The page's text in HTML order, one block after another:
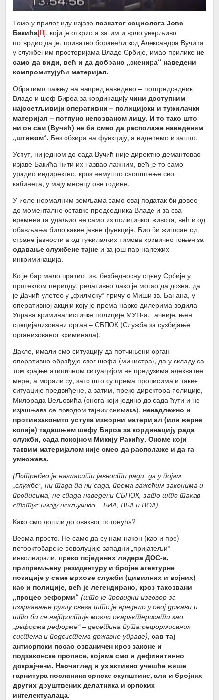
Томе у прилог иду изјаве познатог социолога Јове
Бакића[iii], који је открио а затим и врло уверљиво
потврдио да је, приватно боравећи код Александра Вучића
у службеним просторијама Владе Србије, имао прилике не
само да види, већ и да добрано „скенира“ наведени
компромитујући материјал.
Обратимо пажњу на напред наведено – потпредседник
Владе и шеф Бироа за кординацијучини доступним
најосетљивији оперативни – полицијски и тужилачки
материјал – потпуно непозваном лицу. И то тако што
ни он сам (Вучић) не би смео да располаже наведеним
„штивом“. Без обзира на функцију, а видећемо и зашто.
Успут, ни једном до сада Вучић није директно демантовао
изјаве Бакића нити их назвао лажним, већ је то само
урадио индиректно, кроз немушто саопштење свог
кабинета, у мају месецу ове године.
У иоле нормалним земљама само овај податак би довео
до моменталне оставке председника Владе и за сва
времена га удаљио не само из политичког живота, већ и од
обављања било какве јавне функције. Био би жигосан од
стране јавности а од тужилачких тимова кривично гоњен за
одавање службене тајне и за још пар најтежих
инкриминација.
Ко је бар мало пратио тзв. безбедносну сцену Србије у
протеклом периоду, релативно лако је могао да дозна, да
је Дачић улетео у „филмску“ причу о Миши зв. Банана, у
оперативној акцији коју је према нарко дилерима водила
Управа криминалистичке полиције МУП-а, тачније, њен
специјализовани орган – СБПОК (Служба за сузбијање
организованог криминала).
Дакле, имали смо ситуацију да потчињени орган
оперативно обрађује свог шефа (министра), да у складу са
том крајње атипичном ситуацијом не предузима адекватне
мере, а морали су, зато што су према прописима и такве
ситуације предвиђене, а затим, преко директора полиције,
Милорада Вељовића (онога који једино до сада ћути и не
изјашњава се поводом тајних снимака), ненадлежно и
противзаконито уступа изворни материјал (или верне
копије) тадашњем шефу Бироа за кординацију рада
служби, сада покојном Микију Ракићу. Ономе који
таквим материјалом није смео да располаже и да га
умножава.
(Потребно је нагласити јавности ради, да у појам
„службе“, ни тада па ни сада, према важећим законима и
прописима, не спада наведени СБПОК, зато што такав
статус имају искључиво – БИА, ВБА и ВОА).
Како смо дошли до оваквог потонућа?
Веома просто. Не само да су нам након (као и пре)
петооктобарске револуције западни „пријатељи“
инволвирали, преко појединих лидера ДОС-а,
припремљену резидентуру и бројне агентурне
позиције у саме врхове служби (цивилних и војних)
као и полиције, већ је легендирано, кроз такозвани
„процес реформи“ (што је провидни изговор за
извргавање руглу свега што је вредело у овој држави и
што би се најпростије могло окарактерисати као
„реформа реформе“ – десетина пута реформисаних
система и подсистема државне управе),сав тај
антисрпски посао озваничен кроз законе и
подзаконске прописе, којима смо и дефинитивно
докрајчени. Наочиглед и уз активно учешће више
гарнитура посланика српске скупштине, али и бројних
других друштвених делатника и српских
интелектуалаца.